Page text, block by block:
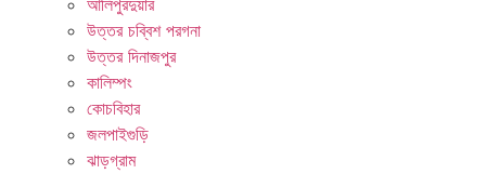
আলিপুরদুয়ার
উত্তর চব্বিশ পরগনা
উত্তর দিনাজপুর
কালিম্পং
কোচবিহার
জলপাইগুড়ি
ঝাড়গ্রাম